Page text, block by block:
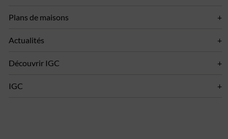
Plans de maisons
Actualités
Découvrir IGC
IGC